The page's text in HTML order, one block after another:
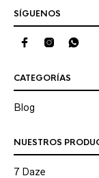
SÍGUENOS
CATEGORÍAS
Blog
NUESTROS
7 Daze